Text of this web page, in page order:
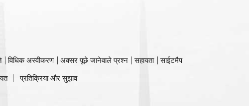
विधिक अस्वीकरण अक्सर पूछे जानेवाले प्रश्न सहायता
साईटमैप
प्रतिक्रिया और सुझाव